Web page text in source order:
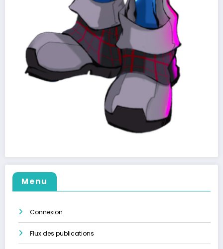
Menu
Connexion
Flux des publications